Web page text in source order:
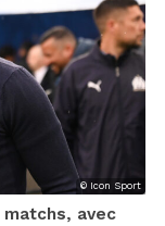
© Icon Sport
matchs, avec